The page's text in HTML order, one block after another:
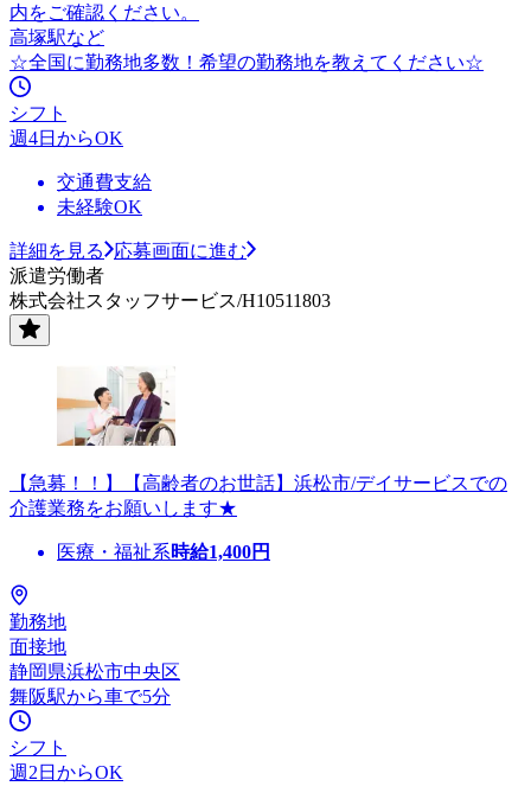
内をご確認ください。
高塚駅など
☆全国に勤務地多数！希望の勤務地を教えてください☆
シフト
週4日からOK
交通費支給
未経験OK
詳細を見る
応募画面に進む
派遣労働者
株式会社スタッフサービス/H10511803
【急募！！】【高齢者のお世話】浜松市/デイサービスでの
介護業務をお願いします★
医療・福祉系時給1,400円
勤務地
面接地
静岡県浜松市中央区
舞阪駅から車で5分
シフト
週2日からOK